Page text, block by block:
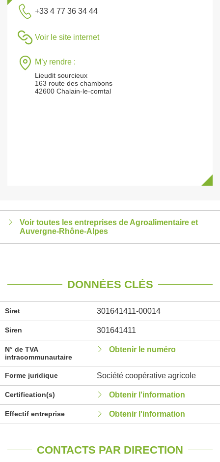
+33 4 77 36 34 44
Voir le site internet
M’y rendre :
Lieudit sourcieux
163 route des chambons
42600 Chalain-le-comtal
Voir toutes les entreprises de Agroalimentaire et
Auvergne-Rhône-Alpes
DONNÉES CLÉS
Siret 301641411-00014
Siren 301641411
N° de TVA
intracommunautaire
Obtenir le numéro
Forme juridique Société coopérative agricole
Certification(s) Obtenir l'information
Effectif entreprise Obtenir l'information
CONTACTS PAR DIRECTION